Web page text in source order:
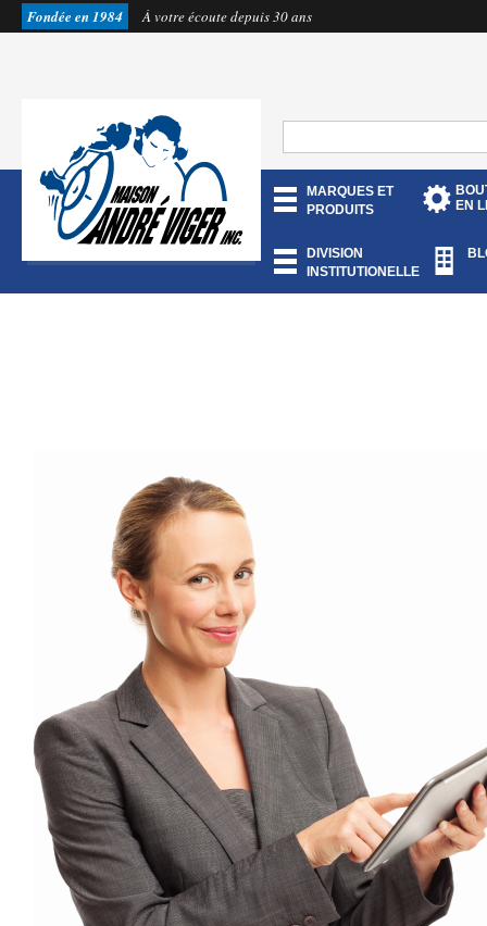
Fondée en 1984 À votre écoute depuis 30 ans
MARQUES ET
PRODUITS
EN
DIVISION
INSTITUTIONELLE